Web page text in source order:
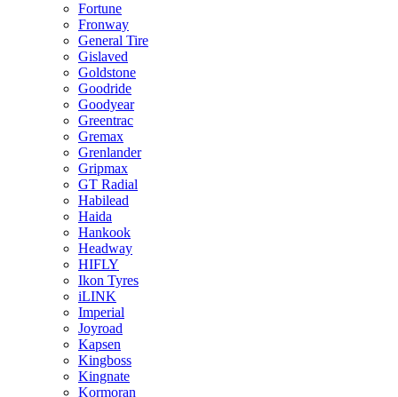
Fortune
Fronway
General Tire
Gislaved
Goldstone
Goodride
Goodyear
Greentrac
Gremax
Grenlander
Gripmax
GT Radial
Habilead
Haida
Hankook
Headway
HIFLY
Ikon Tyres
iLINK
Imperial
Joyroad
Kapsen
Kingboss
Kingnate
Kormoran